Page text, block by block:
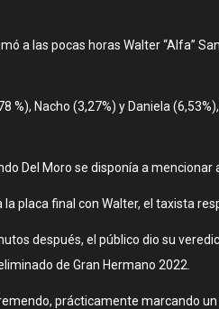
a las pocas horas Walter “Alfa”
Nacho (3,27%) y Daniela
Del Moro se disponía a mencionar
placa final con Walter, el taxista
después, el público dio su
de Gran Hermano 2022.
prácticamente marcando un